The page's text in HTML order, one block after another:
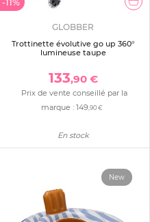
GLOBBER
Trottinette évolutive go up 360°
lumineuse taupe
133,90 €
Prix de vente conseillé par la
marque : 149 ,90 €
En stock
New